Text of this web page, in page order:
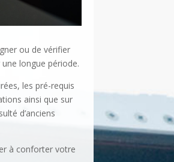
ou de vérifier
longue période.
les pré-requis
ainsi que sur
d’anciens
à conforter votre